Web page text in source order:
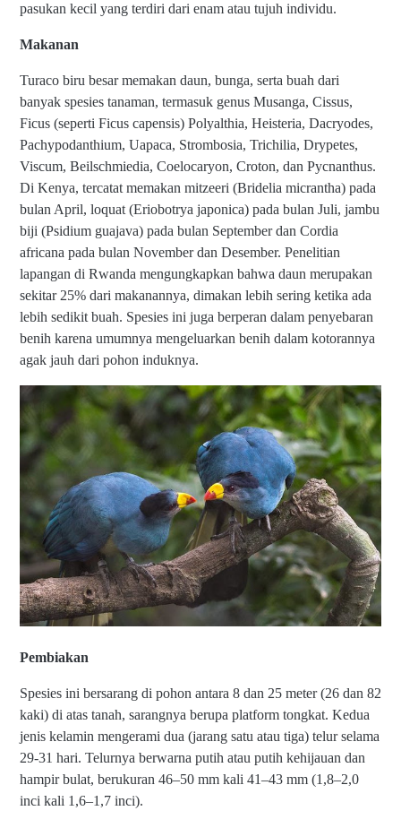
pasukan kecil yang terdiri dari enam atau tujuh individu.
Makanan
Turaco biru besar memakan daun, bunga, serta buah dari
banyak spesies tanaman, termasuk genus Musanga, Cissus,
Ficus (seperti Ficus capensis) Polyalthia, Heisteria, Dacryodes,
Pachypodanthium, Uapaca, Strombosia, Trichilia, Drypetes,
Viscum, Beilschmiedia, Coelocaryon, Croton, dan Pycnanthus.
Di Kenya, tercatat memakan mitzeeri (Bridelia micrantha) pada
bulan April, loquat (Eriobotrya japonica) pada bulan Juli, jambu
biji (Psidium guajava) pada bulan September dan Cordia
africana pada bulan November dan Desember. Penelitian
lapangan di Rwanda mengungkapkan bahwa daun merupakan
sekitar 25% dari makanannya, dimakan lebih sering ketika ada
lebih sedikit buah. Spesies ini juga berperan dalam penyebaran
benih karena umumnya mengeluarkan benih dalam kotorannya
agak jauh dari pohon induknya.
Pembiakan
Spesies ini bersarang di pohon antara 8 dan 25 meter (26 dan 82
kaki) di atas tanah, sarangnya berupa platform tongkat. Kedua
jenis kelamin mengerami dua (jarang satu atau tiga) telur selama
29-31 hari. Telurnya berwarna putih atau putih kehijauan dan
hampir bulat, berukuran 46–50 mm kali 41–43 mm (1,8–2,0
inci kali 1,6–1,7 inci).